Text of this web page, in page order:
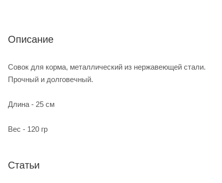
Описание
Совок для корма, металлический из нержавеющей стали.
Прочный и долговечный.
Длина - 25 см
Вес - 120 гр
Статьи